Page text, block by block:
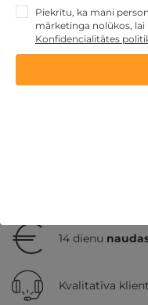
137€
par nakti
14 dienu
Kvalitatīva
Piekrītu, ka mani
mārketinga nolūkos,
Konfidencialitātes